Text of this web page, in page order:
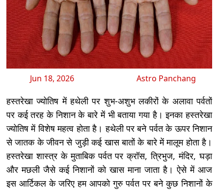
Jun 18, 2026 Astro Panchang
हस्तरेखा ज्योतिष में हथेली पर शुभ-अशुभ लकीरों के अलावा पर्वतों
पर कई तरह के निशान के बारे में भी बताया गया है। इनका हस्तरेखा
ज्योतिष में विशेष महत्व होता है। हथेली पर बने पर्वत के ऊपर निशान
से जातक के जीवन से जुड़ी कई खास बातों के बारे में मालूम होता है।
हस्तरेखा शास्त्र के मुताबिक पर्वत पर क्रॉस, त्रिभुज, मंदिर, घड़ा
और मछली जैसे कई निशानों को खास माना जाता है। ऐसे में आज
इस आर्टिकल के जरिए हम आपको गुरु पर्वत पर बने कुछ निशानों के